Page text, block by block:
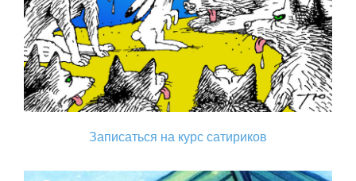
Записаться на курс сатириков